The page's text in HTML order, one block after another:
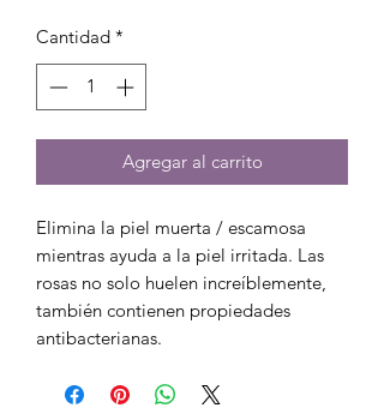
Cantidad *
Agregar al carrito
Elimina la piel muerta / escamosa
mientras ayuda a la piel irritada. Las
rosas no solo huelen increíblemente,
también contienen propiedades
antibacterianas.